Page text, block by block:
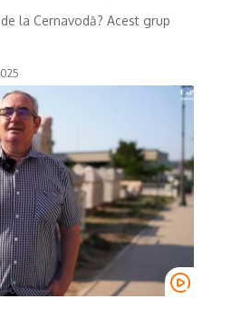
la Cernavodă? Acest grup